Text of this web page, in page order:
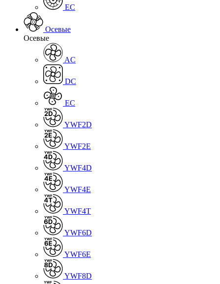
EC
Осевые
Осевые
AC
DC
EC
YWF2D
YWF2E
YWF4D
YWF4E
YWF4T
YWF6D
YWF6E
YWF8D